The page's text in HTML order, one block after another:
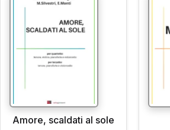
Amore, scaldati al sole